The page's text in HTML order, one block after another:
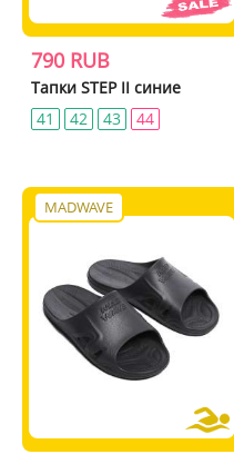
790 RUB
Тапки STEP II синие
41
42 43 44
MADWAVE